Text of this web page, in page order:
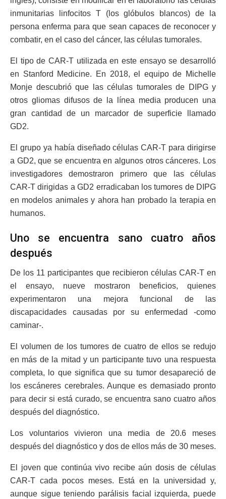
inmunitarias linfocitos T (los glóbulos blancos) de la
persona enferma para que sean capaces de reconocer y
combatir, en el caso del cáncer, las células tumorales.
El tipo de CAR-T utilizada en este ensayo se desarrolló
en Stanford Medicine. En 2018, el equipo de Michelle
Monje descubrió que las células tumorales de DIPG y
otros gliomas difusos de la línea media producen una
gran cantidad de un marcador de superficie llamado
GD2.
El grupo ya había diseñado células CAR-T para dirigirse
a GD2, que se encuentra en algunos otros cánceres. Los
investigadores demostraron primero que las células
CAR-T dirigidas a GD2 erradicaban los tumores de DIPG
en modelos animales y ahora han probado la terapia en
humanos.
Uno se encuentra sano cuatro años
después
De los 11 participantes que recibieron células CAR-T en
el ensayo, nueve mostraron beneficios, quienes
experimentaron una mejora funcional de las
discapacidades causadas por su enfermedad -como
caminar-.
El volumen de los tumores de cuatro de ellos se redujo
en más de la mitad y un participante tuvo una respuesta
completa, lo que significa que su tumor desapareció de
los escáneres cerebrales. Aunque es demasiado pronto
para decir si está curado, se encuentra sano cuatro años
después del diagnóstico.
Los voluntarios vivieron una media de 20.6 meses
después del diagnóstico y dos de ellos más de 30 meses.
El joven que continúa vivo recibe aún dosis de células
CAR-T cada pocos meses. Está en la universidad y,
aunque sigue teniendo parálisis facial izquierda, puede